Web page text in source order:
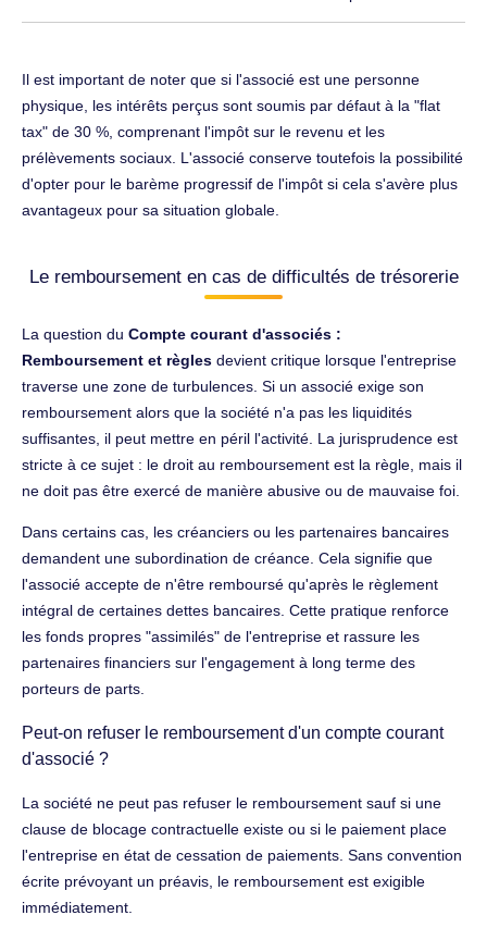
Il est important de noter que si l'associé est une personne
physique, les intérêts perçus sont soumis par défaut à la "flat
tax" de 30 %, comprenant l'impôt sur le revenu et les
prélèvements sociaux. L'associé conserve toutefois la possibilité
d'opter pour le barème progressif de l'impôt si cela s'avère plus
avantageux pour sa situation globale.
Le remboursement en cas de difficultés de trésorerie
La question du Compte courant d'associés :
Remboursement et règles devient critique lorsque l'entreprise
traverse une zone de turbulences. Si un associé exige son
remboursement alors que la société n'a pas les liquidités
suffisantes, il peut mettre en péril l'activité. La jurisprudence est
stricte à ce sujet : le droit au remboursement est la règle, mais il
ne doit pas être exercé de manière abusive ou de mauvaise foi.
Dans certains cas, les créanciers ou les partenaires bancaires
demandent une subordination de créance. Cela signifie que
l'associé accepte de n'être remboursé qu'après le règlement
intégral de certaines dettes bancaires. Cette pratique renforce
les fonds propres "assimilés" de l'entreprise et rassure les
partenaires financiers sur l'engagement à long terme des
porteurs de parts.
Peut-on refuser le remboursement d'un compte courant
d'associé ?
La société ne peut pas refuser le remboursement sauf si une
clause de blocage contractuelle existe ou si le paiement place
l'entreprise en état de cessation de paiements. Sans convention
écrite prévoyant un préavis, le remboursement est exigible
immédiatement.